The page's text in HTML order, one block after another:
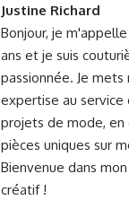
Justine Richard
Bonjour, je m'appelle
ans et je suis
passionnée. Je mets
expertise au service
projets de mode, en
pièces uniques sur
Bienvenue dans
créatif !